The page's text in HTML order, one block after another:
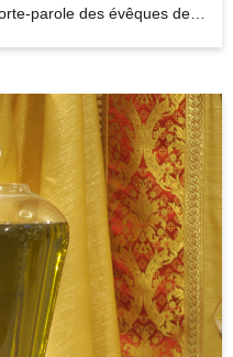
parole des évêques de